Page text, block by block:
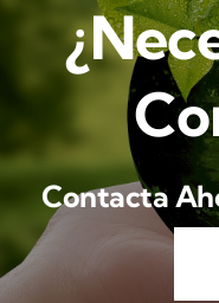
Contacta